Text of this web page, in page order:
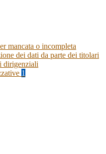
mancata o incompleta
dei dati da parte dei titolari
dirigenziali
1